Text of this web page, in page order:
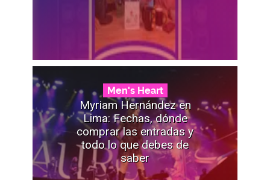
Men's Heart
Myriam Hernández en
Lima: Fechas, dónde
comprar las entradas y
todo lo que debes de
saber